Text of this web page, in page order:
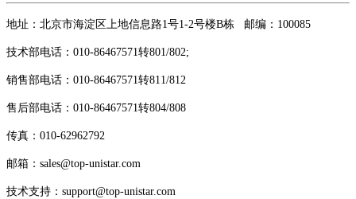
地址：北京市海淀区上地信息路1号1-2号楼B栋 邮编：100085
技术部电话：010-86467571转801/802;
销售部电话：010-86467571转811/812
售后部电话：010-86467571转804/808
传真：010-62962792
邮箱：sales@top-unistar.com
技术支持：support@top-unistar.com